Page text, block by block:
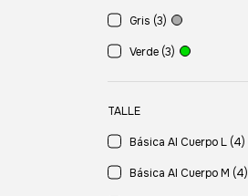
Gris (3)
Verde (3)
TALLE
Básica Al Cuerpo L (4)
Básica Al Cuerpo M (4)